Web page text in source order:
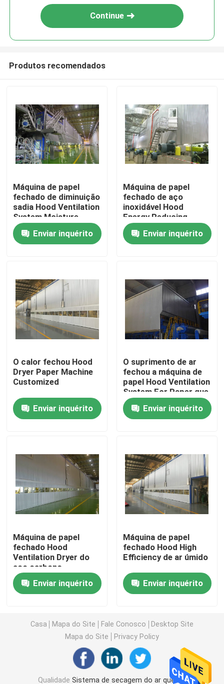
Produtos
Sobre nós
Controle da qualidade
Fale Conosco
Notícia
Máquina de secagem da polpa
TAD Machine
Capa do ianque
Secador instantâneo pneumático
Purificador de gás da exaustão
Continue
Produtos recomendados
Máquina de papel
fechado de diminuição
sadia Hood Ventilation
System Moisture
Removal
Enviar inquérito
Máquina de papel
fechado de aço
inoxidável Hood
Energy Reducing
Enviar inquérito
O calor fechou Hood
Dryer Paper Machine
Customized
Enviar inquérito
O suprimento de ar
fechou a máquina de
papel Hood Ventilation
System For Paper que
faz a indústria
Enviar inquérito
Máquina de papel
fechado Hood
Ventilation Dryer do
aço carbono
Enviar inquérito
Máquina de papel
fechado Hood High
Efficiency de ar úmido
Enviar inquérito
Casa Mapa do Site Fale Conosco
Desktop Site
Mapa do Site
Privacy Policy
Qualidade Sistema de secagem do ar quente